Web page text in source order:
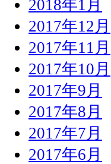
2018年1月
2017年12月
2017年11月
2017年10月
2017年9月
2017年8月
2017年7月
2017年6月